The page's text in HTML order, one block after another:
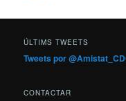
ÚLTIMS TWEETS
Tweets por
CONTACTAR